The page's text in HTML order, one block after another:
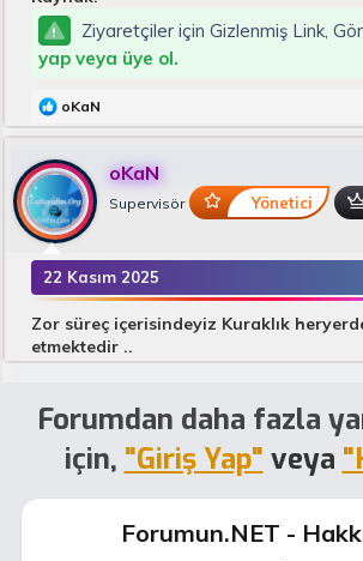
Ziyaretçiler için Gizlenmiş Link,
yap veya üye ol.
T
e
k
i
l
e
r
:
oKaN
oKaN
Supervisör Yönetici
22 Kasım 2025
Zor süreç içerisindeyiz Kuraklık
etmektedir ..
Forumdan daha fazla
için, "Giriş Yap" veya
Forumun.NET -